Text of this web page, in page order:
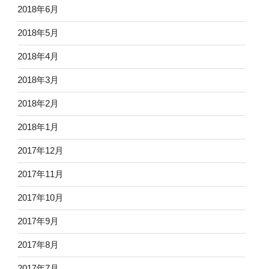
2018年6月
2018年5月
2018年4月
2018年3月
2018年2月
2018年1月
2017年12月
2017年11月
2017年10月
2017年9月
2017年8月